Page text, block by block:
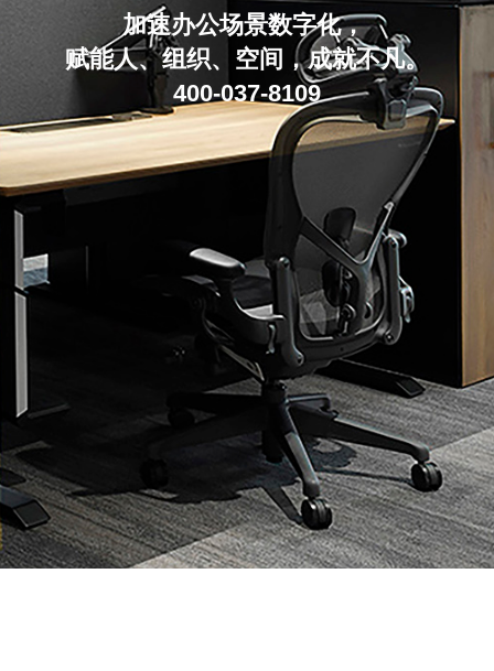
加速办公场景数字化，
赋能人、组织、空间，成就不凡。
400-037-8109